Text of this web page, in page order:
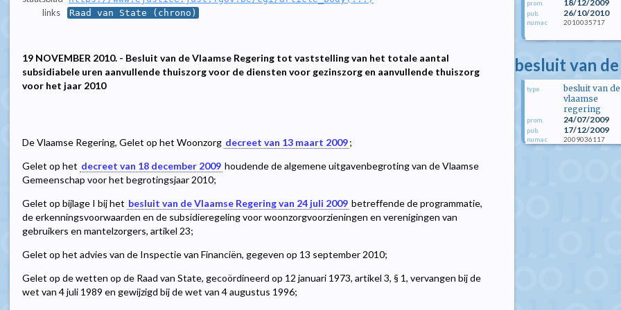
links Raad van State (chrono)
19 NOVEMBER 2010. - Besluit van de Vlaamse Regering tot vaststelling van het totale aantal
subsidiabele uren aanvullende thuiszorg voor de diensten voor gezinszorg en aanvullende thuiszorg
voor het jaar 2010
De Vlaamse Regering, Gelet op het Woonzorg decreet van 13 maart 2009;
Gelet op het decreet van 18 december 2009 houdende de algemene uitgavenbegroting van de Vlaamse
Gemeenschap voor het begrotingsjaar 2010;
Gelet op bijlage I bij het besluit van de Vlaamse Regering van 24 juli 2009 betreffende de programmatie,
de erkenningsvoorwaarden en de subsidieregeling voor woonzorgvoorzieningen en verenigingen van
gebruikers en mantelzorgers, artikel 23;
Gelet op het advies van de Inspectie van Financiën, gegeven op 13 september 2010;
Gelet op de wetten op de Raad van State, gecoördineerd op 12 januari 1973, artikel 3, § 1, vervangen bij de
wet van 4 juli 1989 en gewijzigd bij de wet van 4 augustus 1996;
prom. 18/12/2009
pub. 26/10/2010
numac 2010035717
besluit van
type
besluit van de
vlaamse
regering
prom. 24/07/2009
pub. 17/12/2009
numac 2009036117